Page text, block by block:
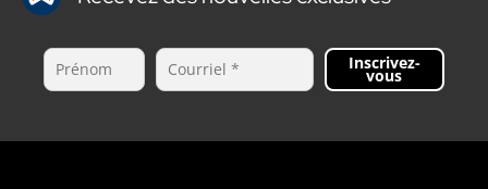
Inscrivez-
vous